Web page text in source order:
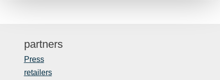
partners
Press
retailers